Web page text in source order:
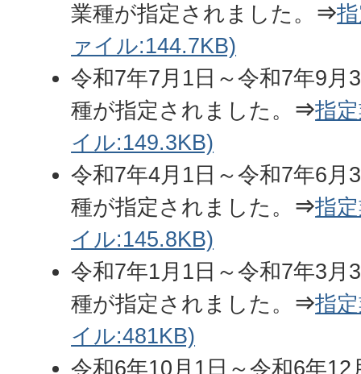
業種が指定されました。 ⇒
ァイル:144.7KB)
令和7年7月1日～令和7年9月
種が指定されました。 ⇒指
イル:149.3KB)
令和7年4月1日～令和7年6月
種が指定されました。 ⇒指
イル:145.8KB)
令和7年1月1日～令和7年3月
種が指定されました。 ⇒指
イル:481KB)
令和6年10月1日～令和6年